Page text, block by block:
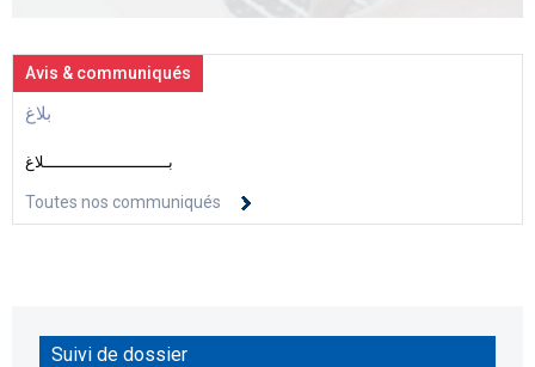
Avis & communiqués
بلاغ
بــــــــــــــــــــــــــلاغ
Toutes nos communiqués
Suivi de dossier